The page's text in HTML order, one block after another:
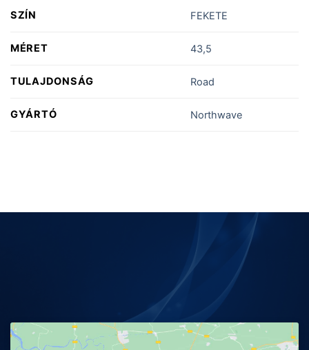
SZÍN FEKETE
MÉRET 43,5
TULAJDONSÁG Road
GYÁRTÓ Northwave